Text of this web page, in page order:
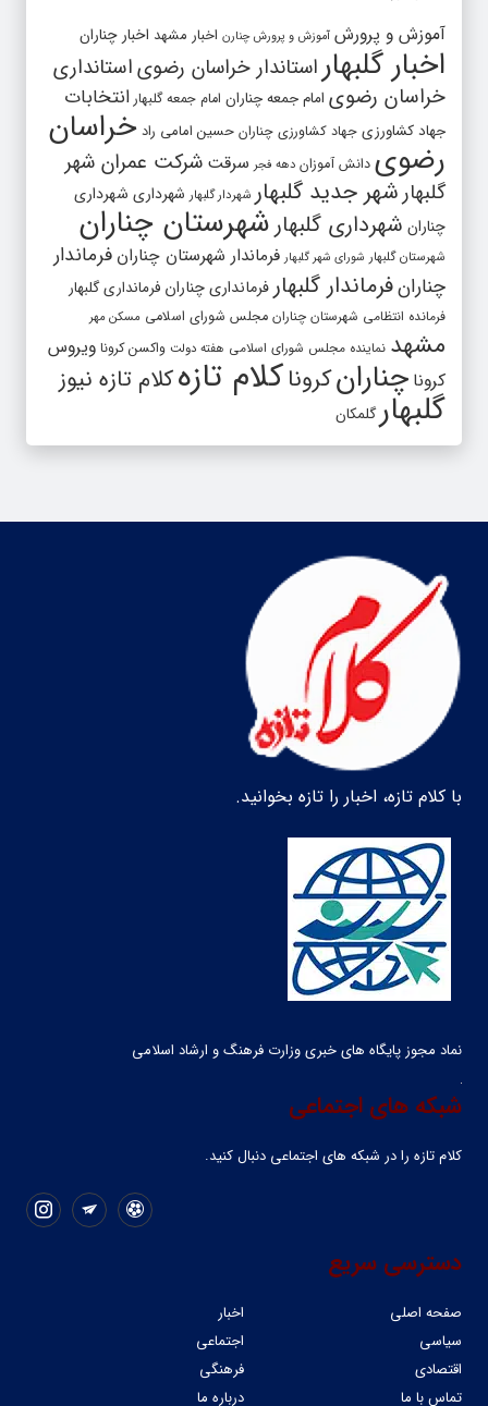
آموزش و پرورش آموزش و پرورش چنارن اخبار مشهد اخبار چناران
اخبار گلبهار استاندار خراسان رضویاستانداری
خراسان رضوی امام جمعه چناران امام جمعه گلبهار انتخابات
جهاد کشاورزی جهاد کشاورزی چناران حسین امامی راد خراسان
رضوی دانش آموزان دهه فجر سرقت شرکت عمران شهر
گلبهارشهر جدید گلبهار شهردار گلبهار شهرداری شهرداری
چناران شهرداری گلبهار شهرستان چناران
شهرستان گلبهار شورای شهر گلبهار فرماندار شهرستان چناران فرماندار
چنارانفرماندار گلبهار فرمانداری چناران فرمانداری گلبهار
فرمانده انتظامی شهرستان چناران مجلس شورای اسلامی مسکن مهر
مشهد نماینده مجلس شورای اسلامی هفته دولت واکسن کرونا ویروس
کرونا چنارانکروناکلام تازهکلام تازه نیوز
گلبهارگلمکان
با کلام تازه، اخبار را تازه بخوانید.
نماد مجوز پایگاه های خبری وزارت فرهنگ و ارشاد اسلامی
شبکه های اجتماعی
کلام تازه را در شبکه ‌های اجتماعی دنبال کنید.
دسترسی سریع
صفحه اصلی
اخبار
سیاسی
اجتماعی
اقتصادی
فرهنگی
تماس با ما
درباره ما